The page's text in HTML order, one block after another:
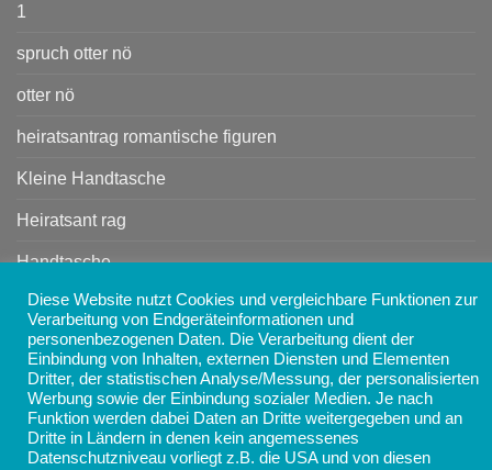
1
spruch otter nö
otter nö
heiratsantrag romantische figuren
Kleine Handtasche
Heiratsant rag
Handtasche
Copyright 2026 © AMANOSA - Schmuck, Taschen,
Accessoires und Geschenke online kaufen
Diese Website nutzt Cookies und vergleichbare Funktionen zur
Verarbeitung von Endgeräteinformationen und
personenbezogenen Daten. Die Verarbeitung dient der
Einbindung von Inhalten, externen Diensten und Elementen
Dritter, der statistischen Analyse/Messung, der personalisierten
Werbung sowie der Einbindung sozialer Medien. Je nach
Funktion werden dabei Daten an Dritte weitergegeben und an
Dritte in Ländern in denen kein angemessenes
Datenschutzniveau vorliegt z.B. die USA und von diesen